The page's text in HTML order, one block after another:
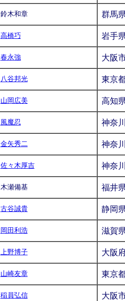
鈴木和章 群馬
高橋巧 岩手
春永強 大阪
八谷邦光 東京
山岡広美 高知
風魔忍 神奈
金矢秀二 神奈
佐々木厚吉 神奈
木瀬備基 福井
古谷誠貴 静岡
岡田利浩 滋賀
上野博子 大阪
山崎友章 東京
稲員弘信 大阪